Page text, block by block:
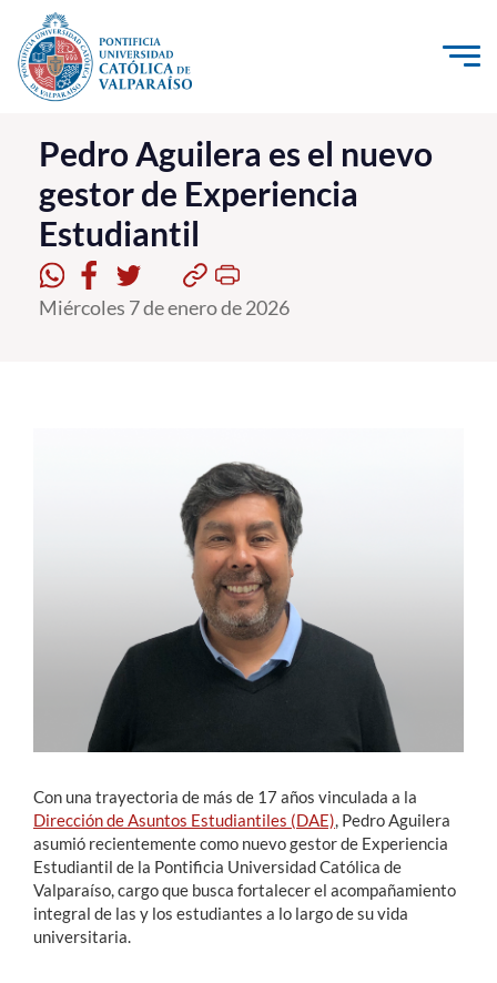
Click acá para ir directamente al contenido
La Universidad
Investigación, Creación e Innovación
PUCV Internacional
Vinculación con el Medio
Pedro Aguilera es el nuevo
gestor de Experiencia
Estudiantil
Miércoles 7 de enero de 2026
Con una trayectoria de más de 17 años vinculada a la
Dirección de Asuntos Estudiantiles (DAE) , Pedro Aguilera
asumió recientemente como nuevo gestor de Experiencia
Estudiantil de la Pontificia Universidad Católica de
Valparaíso, cargo que busca fortalecer el acompañamiento
integral de las y los estudiantes a lo largo de su vida
universitaria.